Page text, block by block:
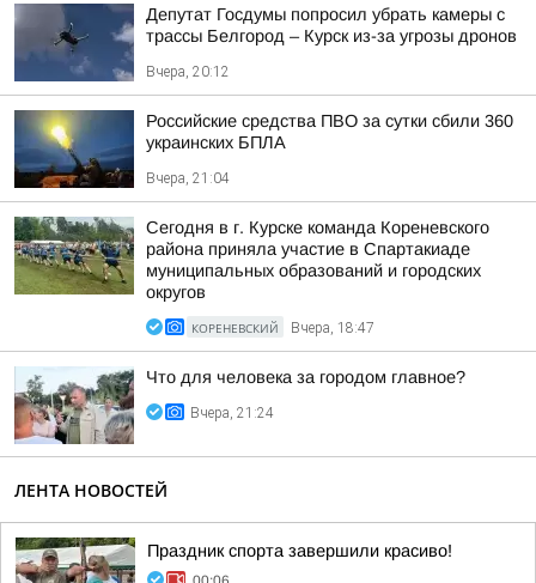
Депутат Госдумы попросил убрать камеры с
трассы Белгород – Курск из-за угрозы дронов
Вчера, 20:12
Российские средства ПВО за сутки сбили 360
украинских БПЛА
Вчера, 21:04
Сегодня в г. Курске команда Кореневского
района приняла участие в Спартакиаде
муниципальных образований и городских
округов
КОРЕНЕВСКИЙ Вчера, 18:47
Что для человека за городом главное?
Вчера, 21:24
ЛЕНТА НОВОСТЕЙ
Праздник спорта завершили красиво!